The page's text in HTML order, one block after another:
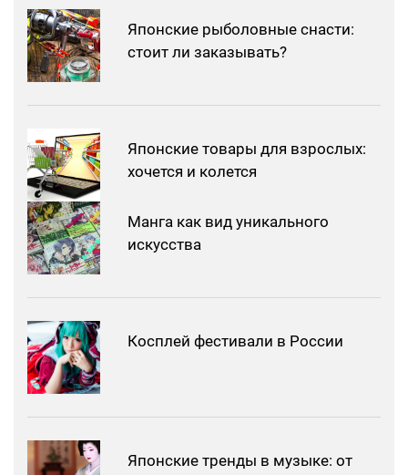
Японские рыболовные снасти:
стоит ли заказывать?
Японские товары для взрослых:
хочется и колется
Манга как вид уникального
искусства
Косплей фестивали в России
Японские тренды в музыке: от